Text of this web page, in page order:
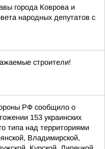
города Коврова и
народных депутатов с
строители!
РФ сообщило о
153 украинских
типа над территориями
Владимирской,